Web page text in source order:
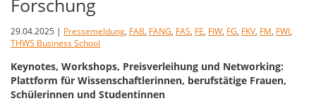
Forschung
29.04.2025 | Pressemeldung, FAB, FANG, FAS, FE, FIW, FG, FKV, FM, FWI,
THWS Business School
Keynotes, Workshops, Preisverleihung und Networking:
Plattform für Wissenschaftlerinnen, berufstätige Frauen,
Schülerinnen und Studentinnen